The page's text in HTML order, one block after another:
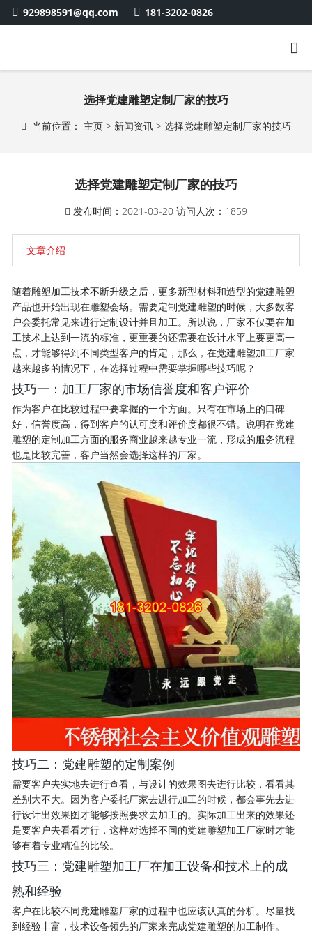
929898591@qq.com 181-3202-0826
选择党建雕塑定制厂家的技巧
当前位置： 主页> 新闻资讯> 选择党建雕塑定制厂家的技巧
选择党建雕塑定制厂家的技巧
发布时间：2021-03-20 访问人次：1859
文章介绍
随着雕塑加工技术不断升级之后，更多新型材料和造型的党建雕塑
产品也开始出现在雕塑会场。需要定制党建雕塑的时候，大多数客
户会委托常见来进行定制设计并且加工。所以说，厂家不仅要在加
工技术上达到一流的标准，更重要的还需要在设计水平上要更高一
点，才能够得到不同类型客户的肯定，那么，在党建雕塑加工厂家
越来越多的情况下，在选择过程中需要掌握哪些技巧呢？
技巧一：加工厂家的市场信誉度和客户评价
作为客户在比较过程中要掌握的一个方面。只有在市场上的口碑
好，信誉度高，得到客户的认可度和评价度都很不错。说明在党建
雕塑的定制加工方面的服务商业越来越专业一流，形成的服务流程
也是比较完善，客户当然会选择这样的厂家。
技巧二：党建雕塑的定制案例
需要客户去实地去进行查看，与设计的效果图去进行比较，看看其
差别大不大。因为客户委托厂家去进行加工的时候，都会事先去进
行设计出效果图才能够按照要求去加工的。实际加工出来的效果还
是要客户去看看才行，这样对选择不同的党建雕塑加工厂家时才能
够有着专业精准的比较。
技巧三：党建雕塑加工厂在加工设备和技术上的成
熟和经验
客户在比较不同党建雕塑厂家的过程中也应该认真的分析。尽量找
到经验丰富，技术设备领先的厂家来完成党建雕塑的加工制作。